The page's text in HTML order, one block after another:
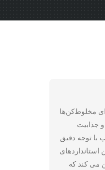
مخلوط‌کن‌ها
جذابیت
با توجه دقیق
می کند که